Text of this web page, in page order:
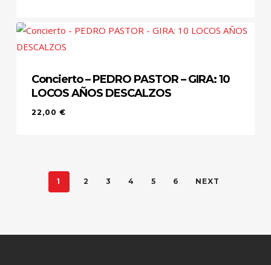
DESDE
5,50 €
Concierto – PEDRO PASTOR – GIRA: 10
LOCOS AÑOS DESCALZOS
22,00 €
1 2 3 4 5 6 NEXT